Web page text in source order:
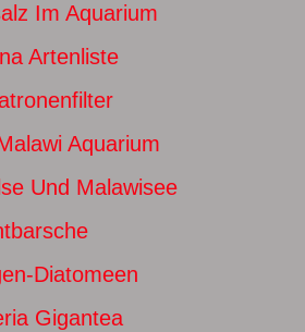
Im Aquarium
Artenliste
Aquarium
Und Malawisee
Diatomeen
Gigantea